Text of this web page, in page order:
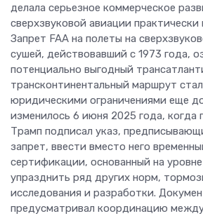
делала серьезное коммерческое
сверхзвуковой авиации
Запрет FAA на полеты на
сушей, действовавший с 1973 года,
потенциально выгодный
трансконтинентальный маршрут
юридическими ограничениями еще
изменилось 6 июня 2025 года, когда
Трамп подписал указ,
запрет, ввести вместо него
сертификации, основанный на
упразднить ряд других норм,
исследования и разработки.
предусматривал координацию